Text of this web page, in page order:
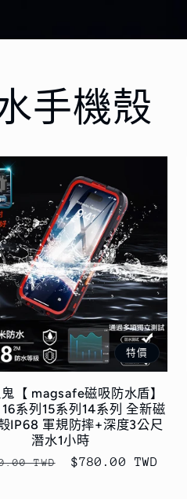
手機殼
特價
【 magsafe磁吸防水盾】
系列15系列14系列 全新磁
IP68 軍規防摔+深度3公尺
潛水1小時
TWD
售
$780.00 TWD